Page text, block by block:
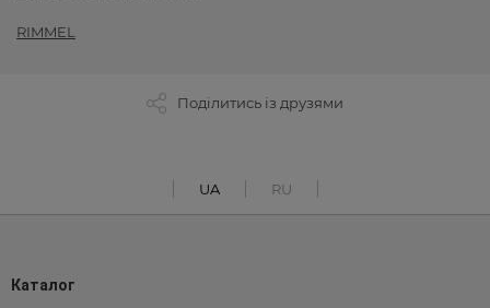
RIMMEL
Поділитись із друзями
UA RU
Каталог